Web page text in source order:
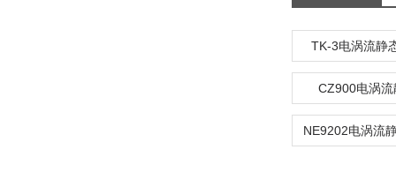
TK-3电涡流静
CZ900电涡